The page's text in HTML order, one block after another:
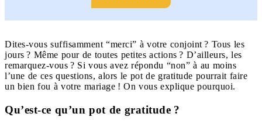
Dites-vous suffisamment “merci” à votre conjoint ? Tous les
jours ? Même pour de toutes petites actions ? D’ailleurs, les
remarquez-vous ? Si vous avez répondu “non” à au moins
l’une de ces questions, alors le pot de gratitude pourrait faire
un bien fou à votre mariage ! On vous explique pourquoi.
Qu’est-ce qu’un pot de gratitude ?